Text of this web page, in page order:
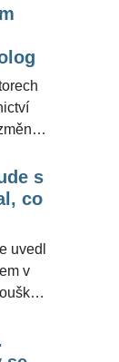
totiž
(51)
s
co
uvedl
v
byl